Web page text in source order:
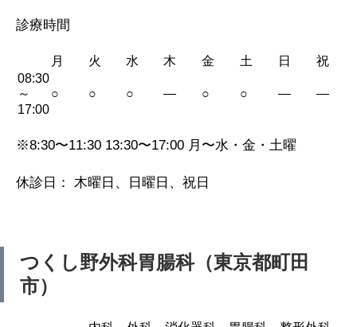
診療時間
月 火 水 木 金 土 日
祝
08:30
～
17:00
○ ○ ○ — ○ ○ — —
※8:30〜11:30 13:30〜17:00 月〜水・金・土曜
休診日： 木曜日、日曜日、祝日
つくし野外科胃腸科（東京都町田
市）